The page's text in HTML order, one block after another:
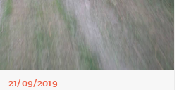
21/09/2019